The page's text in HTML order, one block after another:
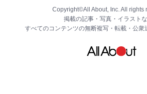
Copyright©All About, Inc. All rights
掲載の記事・写真・イラストな
すべてのコンテンツの無断複写・転載・公衆